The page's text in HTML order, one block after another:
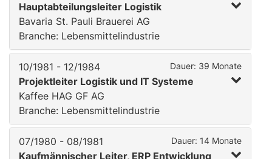
Hauptabteilungsleiter Logistik
Bavaria St. Pauli Brauerei AG
Branche: Lebensmittelindustrie
10/1981 - 12/1984 Dauer: 39 Monate
Projektleiter Logistik und IT Systeme
Kaffee HAG GF AG
Branche: Lebensmittelindustrie
07/1980 - 08/1981 Dauer: 14 Monate
Kaufmännischer Leiter, ERP Entwicklung